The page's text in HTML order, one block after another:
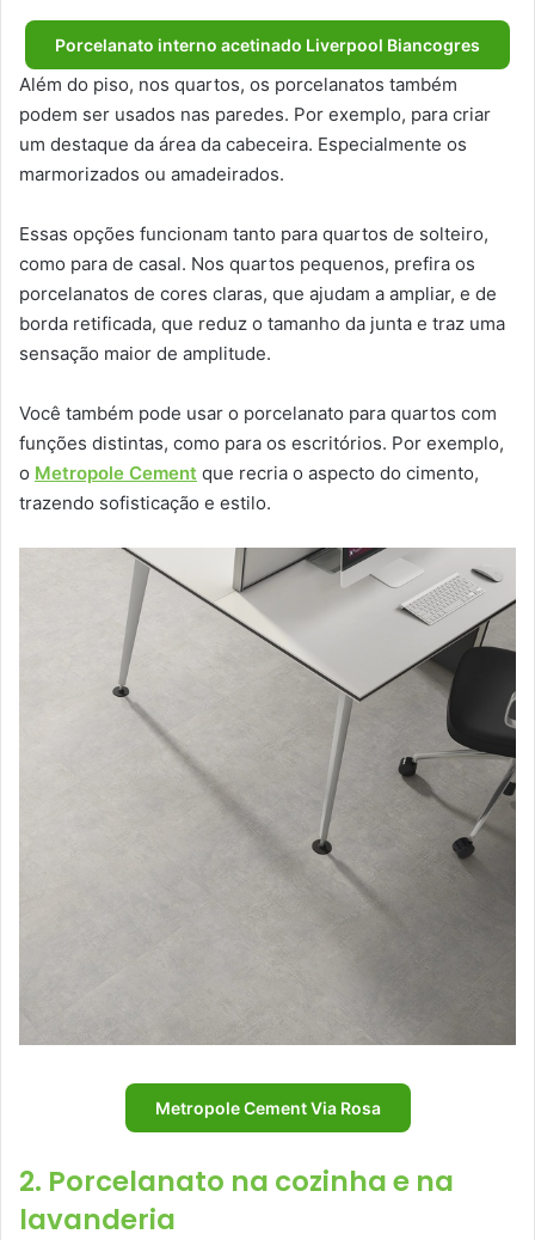
Porcelanato interno acetinado Liverpool Biancogres
Além do piso, nos quartos, os porcelanatos também
podem ser usados nas paredes. Por exemplo, para criar
um destaque da área da cabeceira. Especialmente os
marmorizados ou amadeirados.
Essas opções funcionam tanto para quartos de solteiro,
como para de casal. Nos quartos pequenos, prefira os
porcelanatos de cores claras, que ajudam a ampliar, e de
borda retificada, que reduz o tamanho da junta e traz uma
sensação maior de amplitude.
Você também pode usar o porcelanato para quartos com
funções distintas, como para os escritórios. Por exemplo,
o Metropole Cement que recria o aspecto do cimento,
trazendo sofisticação e estilo.
Metropole Cement Via Rosa
2. Porcelanato na cozinha e na
lavanderia